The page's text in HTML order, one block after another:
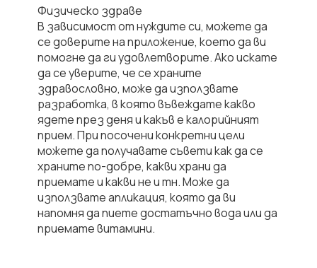
Физическо здраве
В зависимост от нуждите си, можете да
се доверите на приложение, което да ви
помогне да ги удовлетворите. Ако искате
да се уверите, че се храните
здравословно, може да използвате
разработка, в коятовъвеждате какво
ядете през деня и какъв е калорийният
прием.При посочени конкретни цели
можете да получавате съвети как да се
храните по-добре, какви храни да
приемате и какви не и тн. Може да
използвате апликация, която да ви
напомня да пиете достатъчно водаили да
приемате витамини.